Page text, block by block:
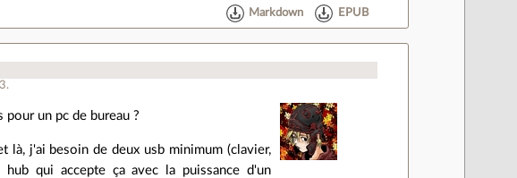
Markdown EPUB
3.
un pc de bureau ?
là, j'ai besoin de deux usb minimum (clavier,
qui accepte ça avec la puissance d'un